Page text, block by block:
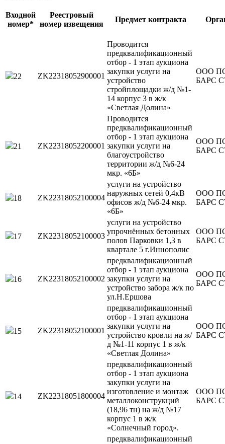
Входной
номер*
Реестровый
номер извещения
Предмет контракта
22 ZK22318052900001
Проводится
предквалификационный
отбор - 1 этап аукциона
закупки услуги на
устройство
стройплощадки ж/д №1-
14 корпус 3 в ж/к
«Светлая Долина»
ООО
БАРС
21 ZK22318052200001
Проводится
предквалификационный
отбор - 1 этап аукциона
закупки услуги на
благоустройство
территории ж/д №6-24
мкр. «6Б»
ООО
БАРС
18 ZK22318052100004
услуги на устройство
наружных сетей 0,4кВ
офисов ж/д №6-24 мкр.
«6Б»
ООО
БАРС
17 ZK22318052100003
услуги на устройство
упрочнённых бетонных
полов Парковки 1,3 в
квартале 5 г.Иннополис
ООО
БАРС
16 ZK22318052100002
предквалификационный
отбор - 1 этап аукциона
закупки услуги на
устройство забора ж/к по
ул.Н.Ершова
ООО
БАРС
15 ZK22318052100001
предквалификационный
отбор - 1 этап аукциона
закупки услуги на
устройство кровли на ж/
д №1-11 корпус 1 в ж/к
«Светлая Долина»
ООО
БАРС
14 ZK22318051800004
предквалификационный
отбор - 1 этап аукциона
закупки услуги на
изготовление и монтаж
металлоконструкций
(18,96 тн) на ж/д №17
корпус 1 в ж/к
«Солнечный город».
ООО
БАРС
предквалификационный